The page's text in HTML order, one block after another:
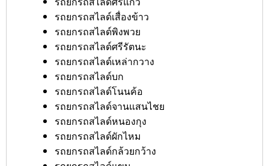
รถยกรถสไลด์เสื่องข้าว
รถยกรถสไลด์พิงพวย
รถยกรถสไลด์ศรีรัตนะ
รถยกรถสไลด์เหล่ากวาง
รถยกรถสไลด์บก
รถยกรถสไลด์โนนค้อ
รถยกรถสไลด์จานแสนไชย
รถยกรถสไลด์หนองกุง
รถยกรถสไลด์ผักไหม
รถยกรถสไลด์กล้วยกว้าง